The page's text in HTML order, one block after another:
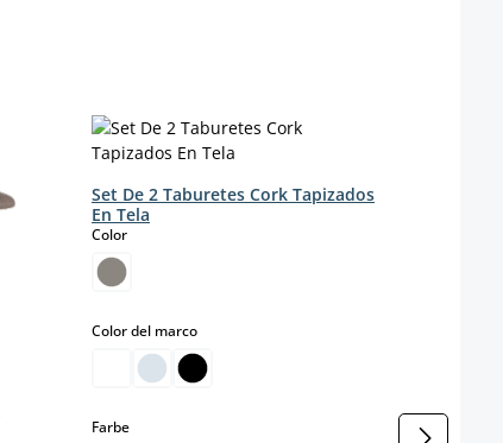
Set De 2 Taburetes Cork Tapizados
En Tela
Colorselect
Color del marcoselect
Farbeselect